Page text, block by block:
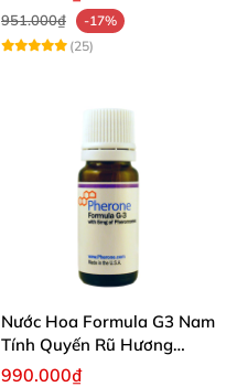
951.000₫
-17%
(25)
Nước Hoa Formula G3 Nam
Tính Quyến Rũ Hương
Thơm Kích Thích
990.000₫